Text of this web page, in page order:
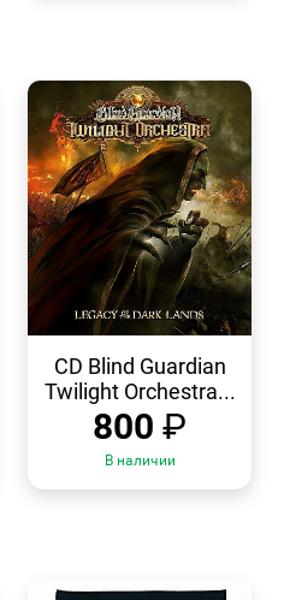
ПРОСМОТР
CD Blind Guardian
Twilight Orchestra...
800 ₽
В наличии